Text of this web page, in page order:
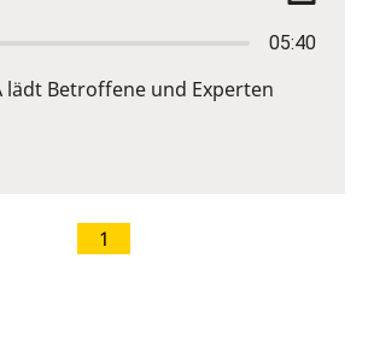
05:40
lädt Betroffene und Experten
1